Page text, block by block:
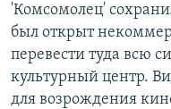
'Комсомолец'
был открыт
перевести туда всю
культурный центр.
для возрождения